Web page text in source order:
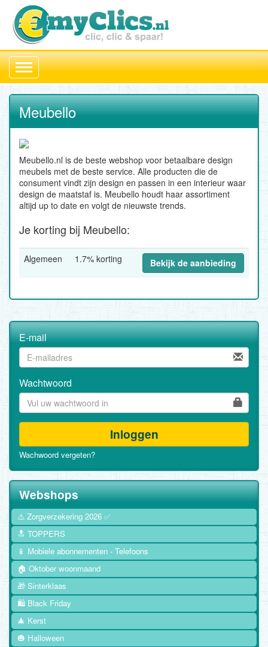
Toggle
navigation
Meubello
Meubello.nl is de beste webshop voor betaalbare design
meubels met de beste service. Alle producten die de
consument vindt zijn design en passen in een interieur waar
design de maatstaf is. Meubello houdt haar assortiment
altijd up to date en volgt de nieuwste trends.
Je korting bij Meubello:
Algemeen 1.7% korting Bekijk de aanbieding
E-mail
Wachtwoord
Inloggen
Wachwoord vergeten?
Webshops
⚠️ Zorgverzekering 2026 ✅
🔝 TOPPERS
📱 Mobiele abonnementen - Telefoons
🏠 Oktober woonmaand
🎁 Sinterklaas
🛍️ Black Friday
🎄 Kerst
🎃 Halloween